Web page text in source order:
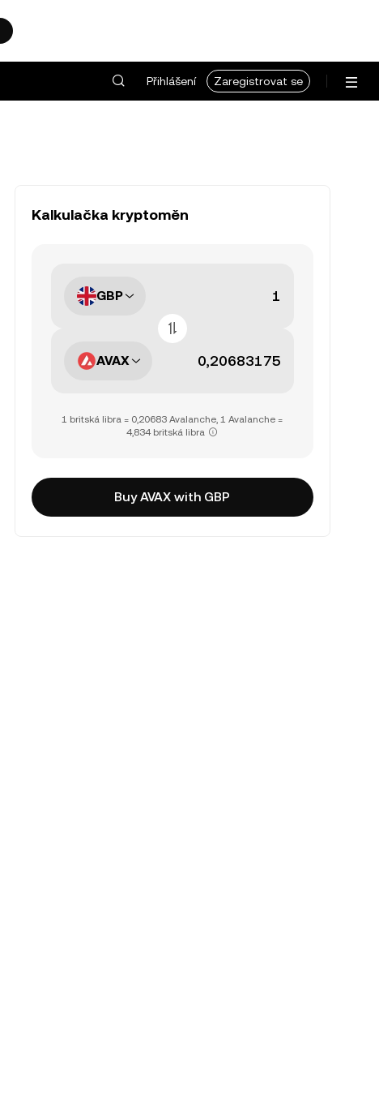
Přihlášení Zaregistrovat se
Kalkulačka kryptoměn
GBP
AVAX
1 britská libra = 0,20683 Avalanche, 1 Avalanche =
4,834 britská libra
Buy AVAX with GBP